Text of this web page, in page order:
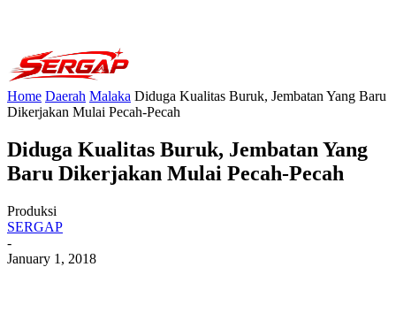
Home Daerah Malaka Diduga Kualitas Buruk, Jembatan Yang Baru
Dikerjakan Mulai Pecah-Pecah
Diduga Kualitas Buruk, Jembatan Yang
Baru Dikerjakan Mulai Pecah-Pecah
Produksi
SERGAP
-
January 1, 2018